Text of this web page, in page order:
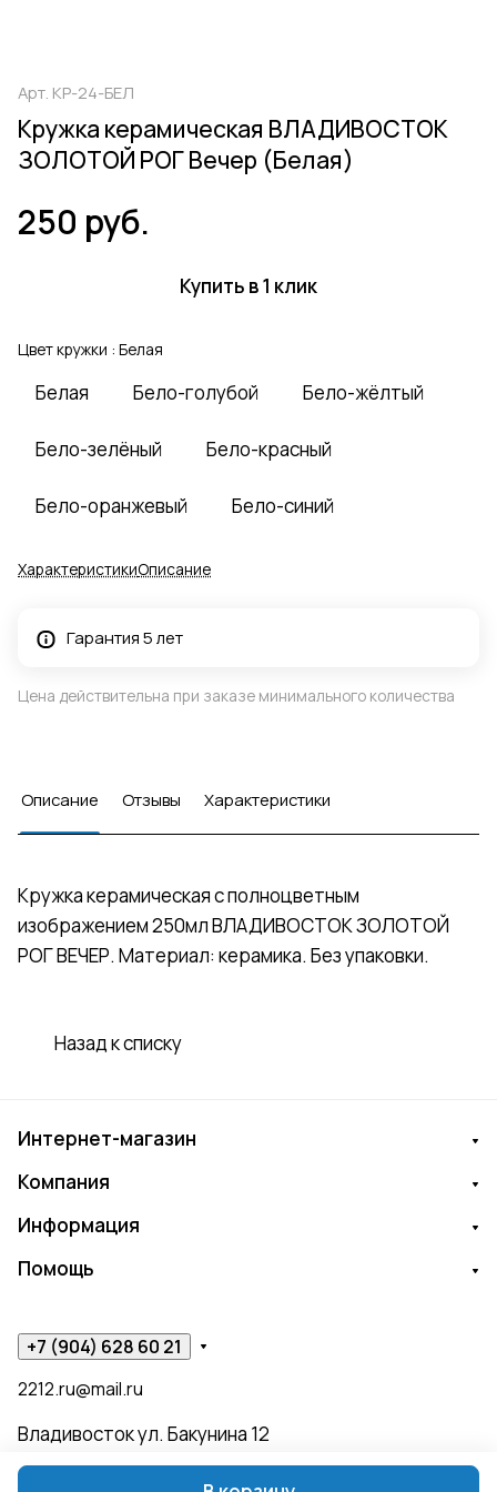
Арт. КР-24-БЕЛ
Кружка керамическая ВЛАДИВОСТОК
ЗОЛОТОЙ РОГ Вечер (Белая)
250 руб.
Купить в 1 клик
Цвет кружки : Белая
Белая Бело-голубой Бело-жёлтый
Бело-зелёный Бело-красный
Бело-оранжевый Бело-синий
ХарактеристикиОписание
Гарантия 5 лет
Цена действительна при заказе минимального количества
Описание Отзывы Характеристики
Кружка керамическая с полноцветным
изображением 250мл ВЛАДИВОСТОК ЗОЛОТОЙ
РОГ ВЕЧЕР. Материал: керамика. Без упаковки.
Назад к списку
Интернет-магазин
Компания
Информация
Помощь
+7 (904) 628 60 21
2212.ru@mail.ru
Владивосток ул. Бакунина 12